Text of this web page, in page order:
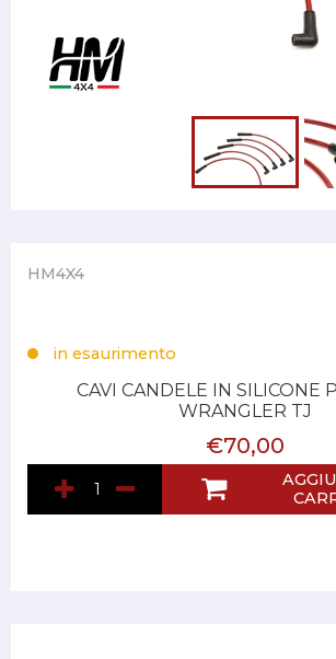
HM4X4
in esaurimento
CAVI CANDELE IN SILICONE
WRANGLER TJ
€70,00